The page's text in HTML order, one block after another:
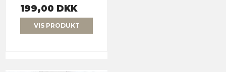
199,00 DKK
VIS PRODUKT